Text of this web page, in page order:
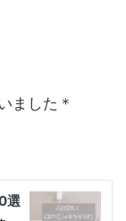
ました＊